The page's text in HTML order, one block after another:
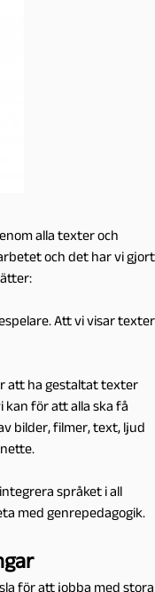
alla texter och
och det har vi gjort
Att vi visar texter
att ha gestaltat texter
kan för att alla ska få
bilder, filmer, text, ljud
språket i all
med genrepedagogik.
för att jobba med stora